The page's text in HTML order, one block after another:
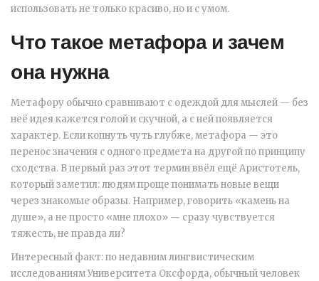
использовать не только красиво, но и с умом.
Что такое метафора и зачем
она нужна
Метафору обычно сравнивают с одеждой для мыслей — без
неё идея кажется голой и скучной, а с ней появляется
характер. Если копнуть чуть глубже, метафора — это
перенос значения с одного предмета на другой по принципу
сходства. В первый раз этот термин ввёл ещё Аристотель,
который заметил: людям проще понимать новые вещи
через знакомые образы. Например, говорить «камень на
душе», а не просто «мне плохо» — сразу чувствуется
тяжесть, не правда ли?
Интересный факт: по недавним лингвистическим
исследованиям Университета Оксфорда, обычный человек